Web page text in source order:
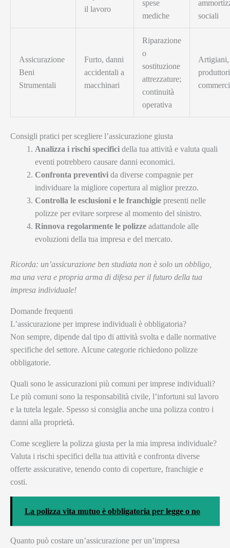
il lavoro
spese
mediche
sociali
Assicurazione
Beni
Strumentali
Furto, danni
accidentali a
macchinari
Riparazione
o
sostituzione
attrezzature;
continuità
operativa
Artigiani,
Consigli pratici per scegliere l’assicurazione giusta
Analizza i rischi specifici della tua attività e valuta quali
eventi potrebbero causare danni economici.
Confronta preventivi da diverse compagnie per
individuare la migliore copertura al miglior prezzo.
Controlla le esclusioni e le franchigie presenti nelle
polizze per evitare sorprese al momento del sinistro.
Rinnova regolarmente le polizze adattandole alle
evoluzioni della tua impresa e del mercato.
Ricorda: un’assicurazione ben studiata non è solo un obbligo,
ma una vera e propria arma di difesa per il futuro della tua
impresa individuale!
Domande frequenti
L’assicurazione per imprese individuali è obbligatoria?
Non sempre, dipende dal tipo di attività svolta e dalle normative
specifiche del settore. Alcune categorie richiedono polizze
obbligatorie.
Quali sono le assicurazioni più comuni per imprese individuali?
Le più comuni sono la responsabilità civile, l’infortuni sul lavoro
e la tutela legale. Spesso si consiglia anche una polizza contro i
danni alla proprietà.
Come scegliere la polizza giusta per la mia impresa individuale?
Valuta i rischi specifici della tua attività e confronta diverse
offerte assicurative, tenendo conto di coperture, franchigie e
costi.
La polizza vita mutuo è obbligatoria per legge o no
Quanto può costare un’assicurazione per un’impresa